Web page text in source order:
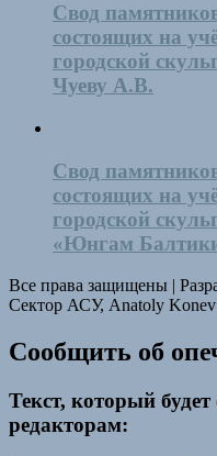
Свод
состоящих на
городской
Чуеву А.В.
Свод
состоящих на
городской
«Юнгам
Все права защищены |
Сектор АСУ, Anatoly Konev
Сообщить об
Текст, который
редакторам: